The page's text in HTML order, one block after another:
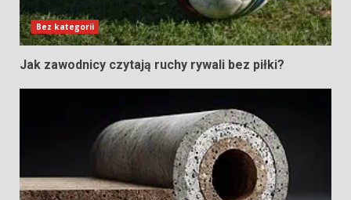
Bez kategorii
Jak zawodnicy czytają ruchy rywali bez piłki?